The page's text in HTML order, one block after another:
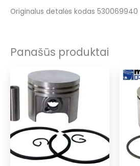
Originalus detalės kodas 530069940
Panašūs produktai